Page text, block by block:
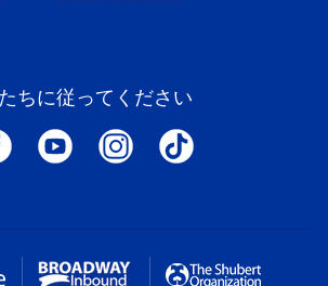
ちに従ってください